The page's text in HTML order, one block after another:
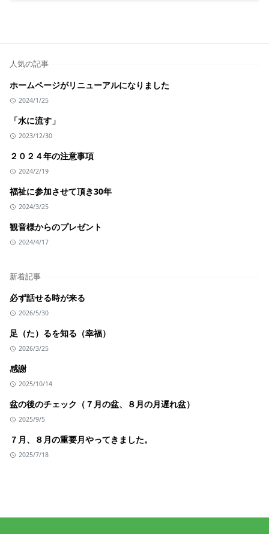
人気の記事
ホームページがリニューアルになりました
2024/1/25
「水に流す」
2023/12/30
２０２４年の注意事項
2024/2/19
福祉に参加させて頂き30年
2024/3/25
観音様からのプレゼント
2024/4/17
新着記事
必ず話せる時が来る
2026/5/30
足（た）るを知る（幸福）
2026/3/25
感謝
2025/10/14
盆の後のチェック（７月の盆、８月の月遅れ盆）
2025/9/5
７月、８月の重要月やってきました。
2025/7/18